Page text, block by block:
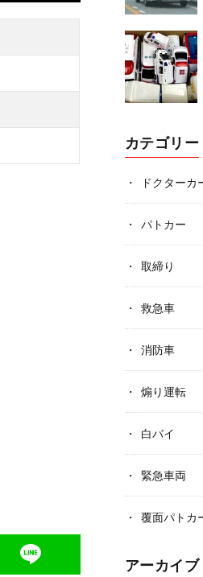
カテゴリー
ドクターカ
パトカー
取締り
救急車
消防車
煽り運転
白バイ
緊急車両
覆面パトカ
アーカイブ